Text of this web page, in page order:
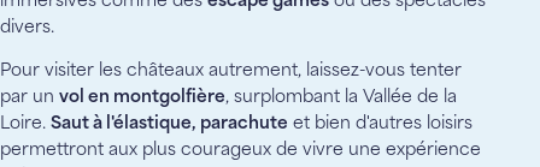
divers.
Pour visiter les châteaux autrement, laissez-vous tenter
par un vol en montgolfière, surplombant la Vallée de la
Loire. Saut à l'élastique, parachute et bien d'autres loisirs
permettront aux plus courageux de vivre une expérience